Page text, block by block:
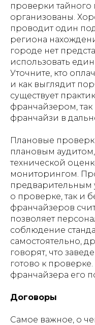
проверки тайного
организованы.
проводит один
региона
городе нет
использовать
Уточните, кто
и как выглядит
существует
франчайзером, так
франчайзи в
Плановые
плановым
технической
мониторингом.
о проверке, так и
франчайзеров
позволяет
соблюдение
самостоятельно,
говорят, что
готово к
франчайзера его
Договоры
Самое важное, о